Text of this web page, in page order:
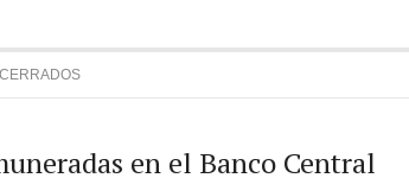
en el Banco Central